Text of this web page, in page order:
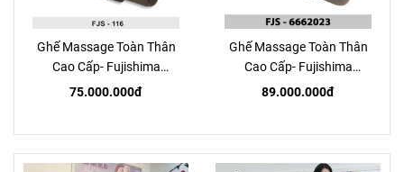
Ghế Massage Toàn Thân
Cao Cấp- Fujishima
FJS116
75.000.000đ
Ghế Massage Toàn Thân
Cao Cấp- Fujishima
FJS6662023
89.000.000đ